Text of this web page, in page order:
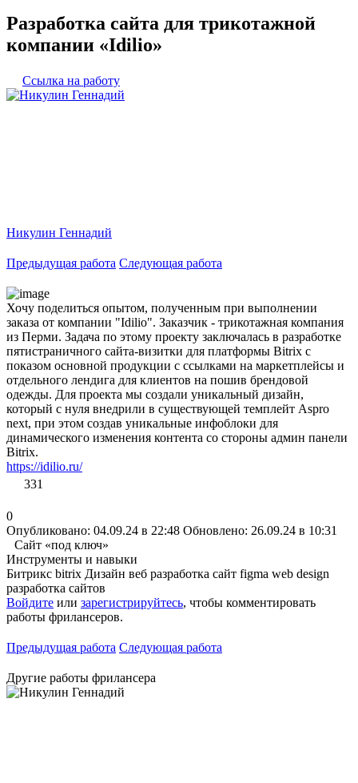
Разработка сайта для трикотажной
компании «Idilio»
Ссылка на работу
Никулин Геннадий
Предыдущая работа Следующая работа
Хочу поделиться опытом, полученным при выполнении
заказа от компании "Idilio". Заказчик - трикотажная компания
из Перми. Задача по этому проекту заключалась в разработке
пятистраничного сайта-визитки для платформы Bitrix с
показом основной продукции с ссылками на маркетплейсы и
отдельного лендига для клиентов на пошив брендовой
одежды. Для проекта мы создали уникальный дизайн,
который с нуля внедрили в существующей темплейт Aspro
next, при этом создав уникальные инфоблоки для
динамического изменения контента со стороны админ панели
Bitrix.
https://idilio.ru/
331
0
Опубликовано: 04.09.24 в 22:48 Обновлено: 26.09.24 в 10:31
Сайт «под ключ»
Инструменты и навыки
Битрикс bitrix Дизайн веб разработка сайт figma web design
разработка сайтов
Войдите или зарегистрируйтесь, чтобы комментировать
работы фрилансеров.
Предыдущая работа Следующая работа
Другие работы фрилансера